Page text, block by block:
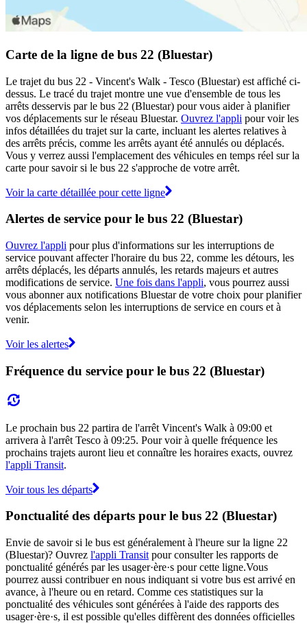
Carte de la ligne de bus 22 (Bluestar)
Le trajet du bus 22 - Vincent's Walk - Tesco (Bluestar) est affiché ci-
dessus. Le tracé du trajet montre une vue d'ensemble de tous les
arrêts desservis par le bus 22 (Bluestar) pour vous aider à planifier
vos déplacements sur le réseau Bluestar. Ouvrez l'appli pour voir les
infos détaillées du trajet sur la carte, incluant les alertes relatives à
des arrêts précis, comme les arrêts ayant été annulés ou déplacés.
Vous y verrez aussi l'emplacement des véhicules en temps réel sur la
carte pour savoir si le bus 22 s'approche de votre arrêt.
Voir la carte détaillée pour cette ligne
Alertes de service pour le bus 22 (Bluestar)
Ouvrez l'appli pour plus d'informations sur les interruptions de
service pouvant affecter l'horaire du bus 22, comme les détours, les
arrêts déplacés, les départs annulés, les retards majeurs et autres
modifications de service. Une fois dans l'appli, vous pourrez aussi
vous abonner aux notifications Bluestar de votre choix pour planifier
vos déplacements selon les interruptions de service en cours et à
venir.
Voir les alertes
Fréquence du service pour le bus 22 (Bluestar)
Le prochain bus 22 partira de l'arrêt Vincent's Walk à 09:00 et
arrivera à l'arrêt Tesco à 09:25. Pour voir à quelle fréquence les
prochains trajets auront lieu et connaître les horaires exacts, ouvrez
l'appli Transit.
Voir tous les départs
Ponctualité des départs pour le bus 22 (Bluestar)
Envie de savoir si le bus est généralement à l'heure sur la ligne 22
(Bluestar)? Ouvrez l'appli Transit pour consulter les rapports de
ponctualité générés par les usager·ère·s pour cette ligne.Vous
pourrez aussi contribuer en nous indiquant si votre bus est arrivé en
avance, à l'heure ou en retard. Comme ces statistiques sur la
ponctualité des véhicules sont générées à l'aide des rapports des
usager·ère·s, il est possible qu'elles diffèrent des données officielles